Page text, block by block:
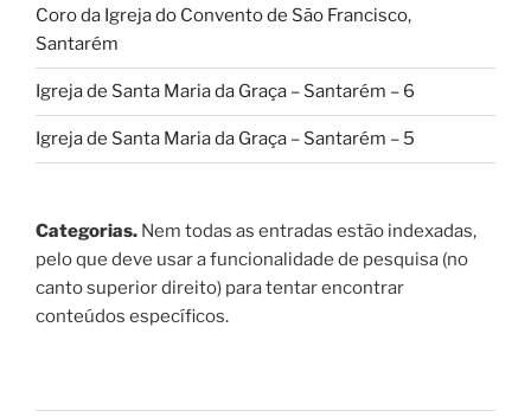
Coro da Igreja do Convento de São Francisco,
Santarém
Igreja de Santa Maria da Graça – Santarém – 6
Igreja de Santa Maria da Graça – Santarém – 5
Categorias. Nem todas as entradas estão indexadas,
pelo que deve usar a funcionalidade de pesquisa (no
canto superior direito) para tentar encontrar
conteúdos específicos.